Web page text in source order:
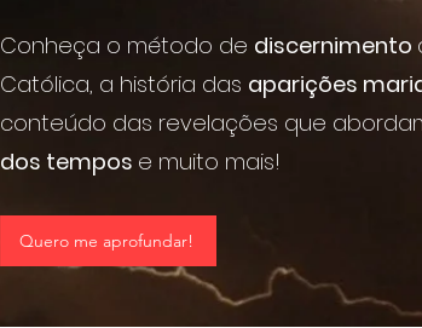
Conheça o método de discernimento
Católica, a história das aparições
conteúdo das revelações que
dos tempos e muito mais!
Quero me aprofundar!